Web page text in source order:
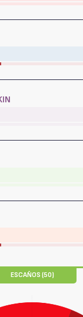
ESCAÑOS (50)